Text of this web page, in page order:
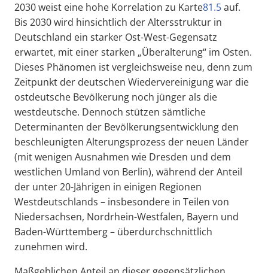
2030 weist eine hohe Korrelation zu Karte81.5auf.
Bis 2030 wird hinsichtlich der Altersstruktur in
Deutschland ein starker Ost-West-Gegensatz
erwartet, mit einer starken „Überalterung“ im Osten.
Dieses Phänomen ist vergleichsweise neu, denn zum
Zeitpunkt der deutschen Wiedervereinigung war die
ostdeutsche Bevölkerung noch jünger als die
westdeutsche. Dennoch stützen sämtliche
Determinanten der Bevölkerungsentwicklung den
beschleunigten Alterungsprozess der neuen Länder
(mit wenigen Ausnahmen wie Dresden und dem
westlichen Umland von Berlin), während der Anteil
der unter 20-Jährigen in einigen Regionen
Westdeutschlands – insbesondere in Teilen von
Niedersachsen, Nordrhein-Westfalen, Bayern und
Baden-Württemberg – überdurchschnittlich
zunehmen wird.